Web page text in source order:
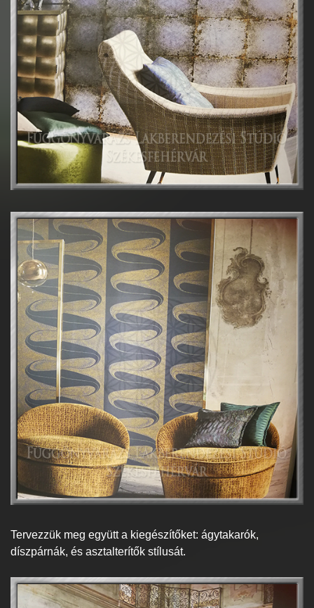
Tervezzük meg együtt a kiegészítőket: ágytakarók,
díszpárnák, és asztalterítők stílusát.